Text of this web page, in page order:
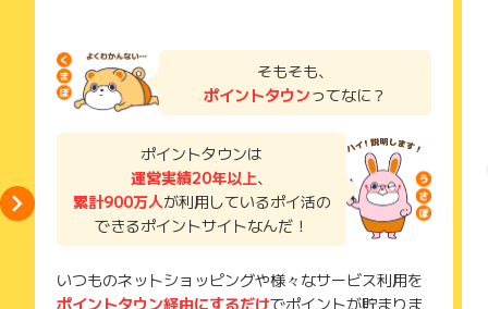
そもそも、
ポイントタウンってなに？
ポイントタウンは
運営実績20年以上、
累計900万人が利用しているポイ活の
できるポイントサイトなんだ！
いつものネットショッピングや様々なサービス利用を
ポイントタウン経由にするだけでポイントが貯まりま